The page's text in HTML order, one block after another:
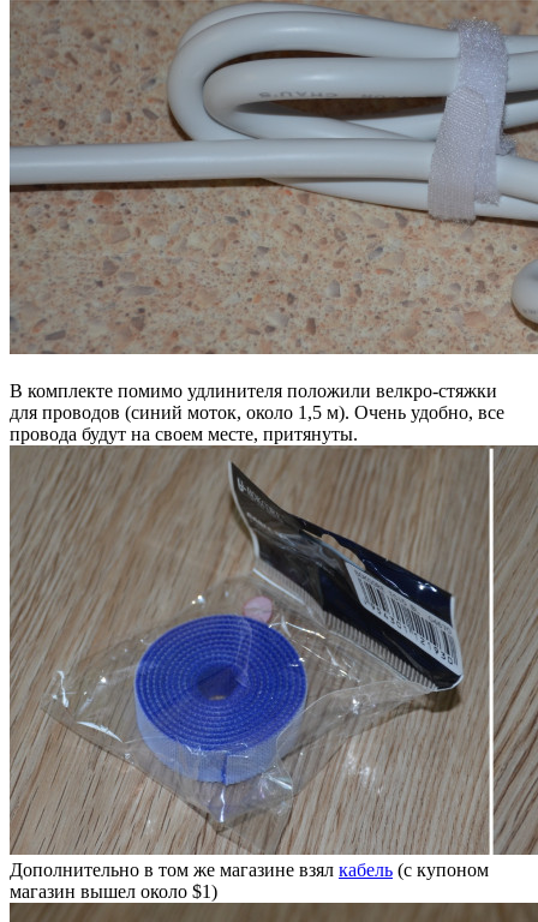
В комплекте помимо удлинителя положили велкро-стяжки
для проводов (синий моток, около 1,5 м). Очень удобно, все
провода будут на своем месте, притянуты.
Дополнительно в том же магазине взял кабель (с купоном
магазин вышел около $1)